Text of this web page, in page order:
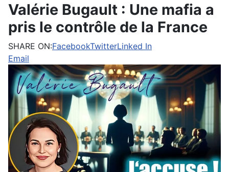
Valérie Bugault : Une mafia a
pris le contrôle de la France
SHARE ON:FacebookTwitterLinked In
Email